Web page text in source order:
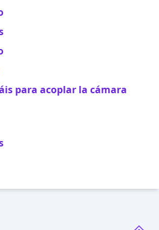
para acoplar la cámara